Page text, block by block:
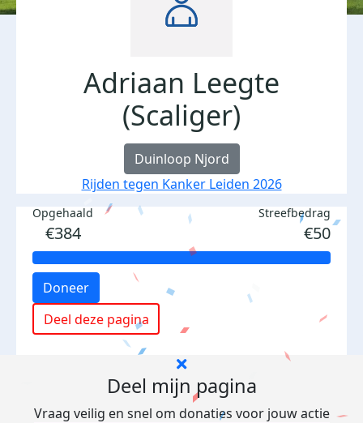
Adriaan Leegte
(Scaliger)
Duinloop Njord
Rijden tegen Kanker Leiden 2026
Opgehaald
€384
Streefbedrag
€50
Doneer
Deel deze pagina
Deel mijn pagina
Vraag veilig en snel om donaties voor jouw actie